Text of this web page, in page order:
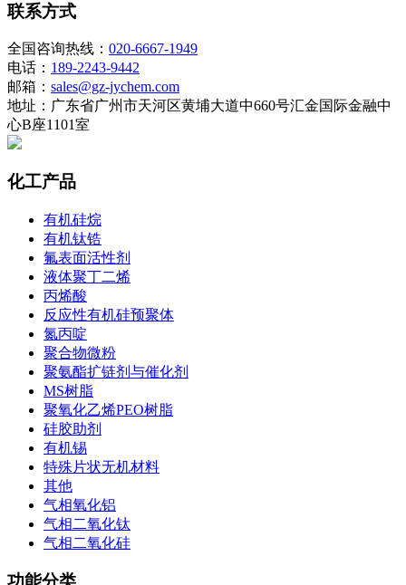
联系方式
全国咨询热线： 020-6667-1949
电话： 189-2243-9442
邮箱： sales@gz-jychem.com
地址：广东省广州市天河区黄埔大道中660号汇金国际金融中
心B座1101室
化工产品
有机硅烷
有机钛锆
氟表面活性剂
液体聚丁二烯
丙烯酸
反应性有机硅预聚体
氮丙啶
聚合物微粉
聚氨酯扩链剂与催化剂
MS树脂
聚氧化乙烯PEO树脂
硅胶助剂
有机锡
特殊片状无机材料
其他
气相氧化铝
气相二氧化钛
气相二氧化硅